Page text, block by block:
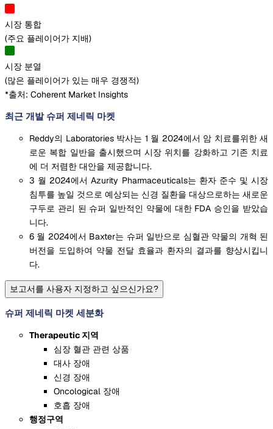
시장 통합
(주요 플레이어가 지배)
시장 분열
(많은 플레이어가 있는 매우 경쟁적)
*출처: Coherent Market Insights
최근 개발 슈퍼 제네릭 마켓
Reddy의 Laboratories 박사는 1 월 2024에서 암 치료를위한 새
로운 복합 일반을 출시했으며 시장 위치를 강화하고 기존 치료
에 더 저렴한 대안을 제공합니다.
3 월 2024에서 Azurity Pharmaceuticals는 환자 준수 및 시장
침투를 높일 것으로 예상되는 신경 질환을 대상으로하는 새로운
구두로 관리 된 슈퍼 일반적인 약물에 대한 FDA 승인을 받았습
니다.
6 월 2024에서 Baxter는 슈퍼 일반으로 심혈관 약물의 개혁 된
버전을 도입하여 약물 전달 효율과 환자의 결과를 향상시킵니
다.
보고서를 사용자 지정하고 싶으신가요?
슈퍼 제네릭 마켓 세분화
Therapeutic 지역
심장 혈관 관련 상품
대사 장애
신경 장애
Oncological 장애
호흡 장애
행정구역